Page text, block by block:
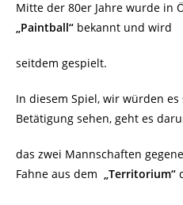
Mitte der 80er Jahre wurde in
„Paintball“ bekannt und wird
seitdem gespielt.
In diesem Spiel, wir würden
Betätigung sehen, geht es
das zwei Mannschaften
Fahne aus dem „Territorium“